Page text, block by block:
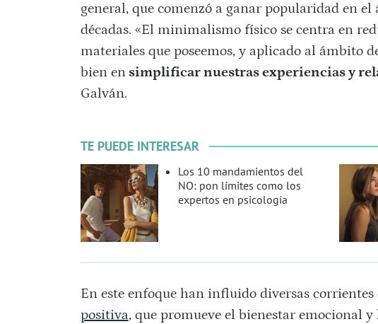
general, que comenzó a ganar popularidad en
décadas. «El minimalismo físico se centra en
materiales que poseemos, y aplicado al ámbito
bien ensimplificar nuestras experiencias y
Galván.
TE PUEDE INTERESAR
Los 10 mandamientos del
NO: pon límites como los
expertos en psicología
En este enfoque han influido diversas corrientes
positiva, que promueve el bienestar emocional y